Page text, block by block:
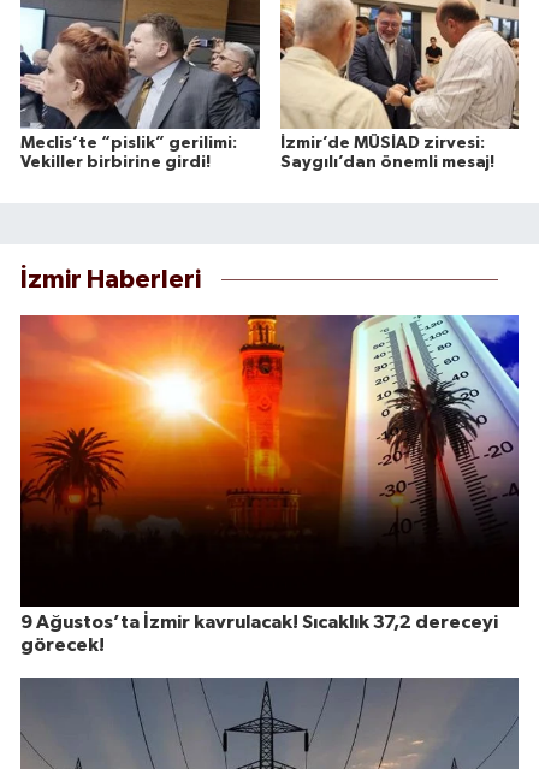
Meclis’te “pislik” gerilimi:
Vekiller birbirine girdi!
İzmir’de MÜSİAD zirvesi:
Saygılı’dan önemli mesaj!
İzmir Haberleri
9 Ağustos’ta İzmir kavrulacak! Sıcaklık 37,2 dereceyi
görecek!